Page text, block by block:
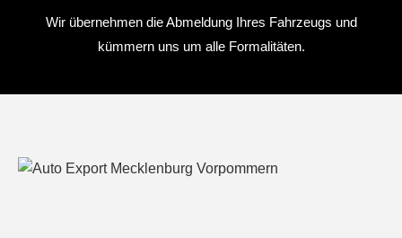
Wir übernehmen die Abmeldung Ihres Fahrzeugs und
kümmern uns um alle Formalitäten.